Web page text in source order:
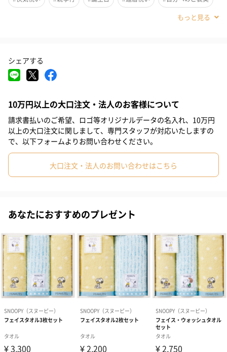
も多いのではないでしょうか。
お世話になっている方への贈り物に
スヌーピーやピーナッツの仲間たちが登場する、使い心地の良い
タオルシリーズ。お世話になった方への贈り物にぴったり。感謝
の気持ちと共にタオルギフトを贈りませんか？
商品詳細情報
商品サイズ
バスタオル：幅60cm×長さ120cm
ウォッシュタオル（ストライプ柄・ボーダー柄）：
幅34cm×長さ35cm
パッケージ外
装
直方体化粧箱
外装サイズ
幅27cm×奥行23cm×高さ6cm
全体重量
ウォッシュタオル（ストライプ柄・ボーダー柄）：
綿95％、アクリル5％
#父の日
#義母 #義父
#妹 #兄
#同僚女性 #上司男性 #上司女性 #祖父 #祖母
#父親 #妻 #夫 #男性 #男友達 #女友達 #彼氏
#10代 #20代前半 #20代後半 #30代
#70代 #80代 #90代
シェアする
10万円以上の大口注文・法人のお客様について
請求書払いのご希望、ロゴ等オリジナルデータの名入れ、10万円
以上の大口注文に関しまして、専門スタッフが対応いたしますの
で、以下フォームよりお問い合わせください。
大口注文・法人のお問い合わせはこちら
あなたにおすすめのプレゼント